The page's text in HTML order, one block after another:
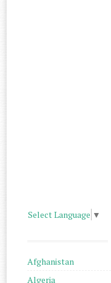
Select Language ▼
Afghanistan
Algeria